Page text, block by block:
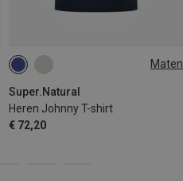
Maten
Super.Natural
Heren Johnny T-shirt
€ 72,20
S M